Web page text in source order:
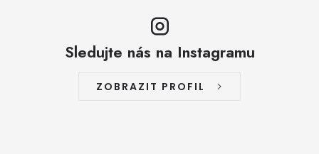
Sledujte nás na Instagramu
ZOBRAZIT PROFIL